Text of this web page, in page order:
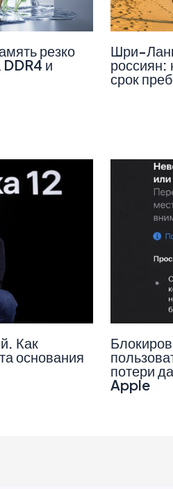
резко
DDR4 и
Шри-
россиян:
срок
Как
основания
потери
Apple